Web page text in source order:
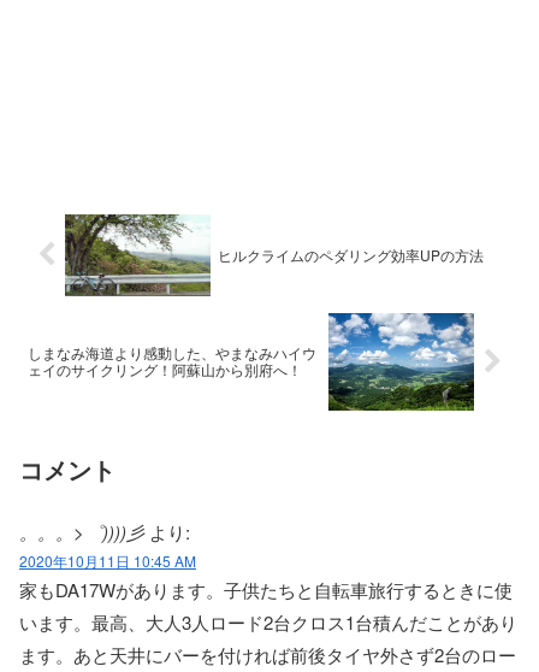
ヒルクライムのペダリング効率UPの方法
しまなみ海道より感動した、やまなみハイウ
ェイのサイクリング！阿蘇山から別府へ！
コメント
。。。>゜))))彡 より:
2020年10月11日 10:45 AM
家もDA17Wがあります。子供たちと自転車旅行するときに使
います。最高、大人3人ロード2台クロス1台積んだことがあり
ます。あと天井にバーを付ければ前後タイヤ外さず2台のロー